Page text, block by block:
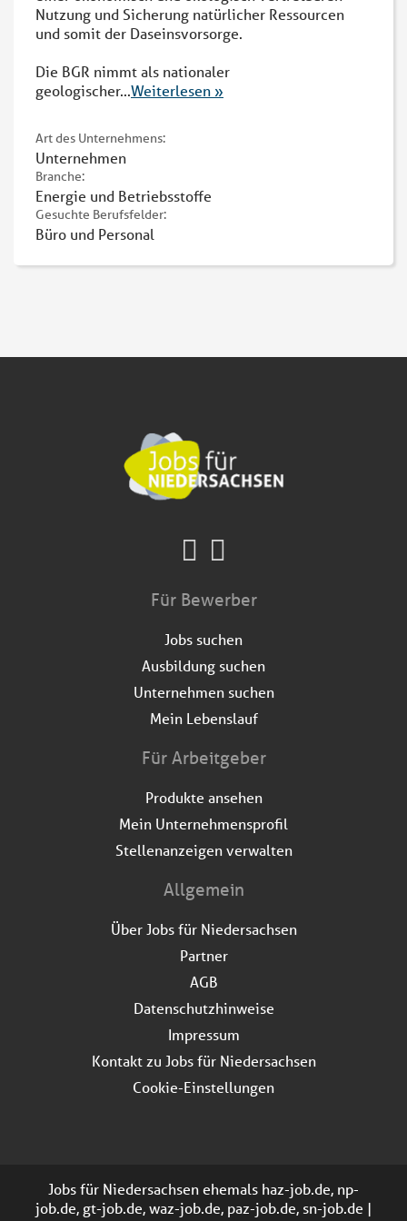
Nutzung und Sicherung natürlicher Ressourcen
und somit der Daseinsvorsorge.
Die BGR nimmt als nationaler
geologischer...Weiterlesen »
Art des Unternehmens:
Unternehmen
Branche:
Energie und Betriebsstoffe
Gesuchte Berufsfelder:
Büro und Personal
Für Bewerber
Jobs suchen
Ausbildung suchen
Unternehmen suchen
Mein Lebenslauf
Für Arbeitgeber
Produkte ansehen
Mein Unternehmensprofil
Stellenanzeigen verwalten
Allgemein
Über Jobs für Niedersachsen
Partner
AGB
Datenschutzhinweise
Impressum
Kontakt zu Jobs für Niedersachsen
Cookie-Einstellungen
Jobs für Niedersachsen ehemals haz-job.de, np-
job.de, gt-job.de, waz-job.de, paz-job.de, sn-job.de |